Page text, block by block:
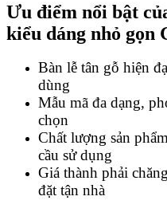
Ưu điểm nổi bật
kiểu dáng nhỏ gọn
Bàn lễ tân gỗ hiện
dùng
Mẫu mã đa dạng,
chọn
Chất lượng sản
cầu sử dụng
Giá thành phải
đặt tận nhà